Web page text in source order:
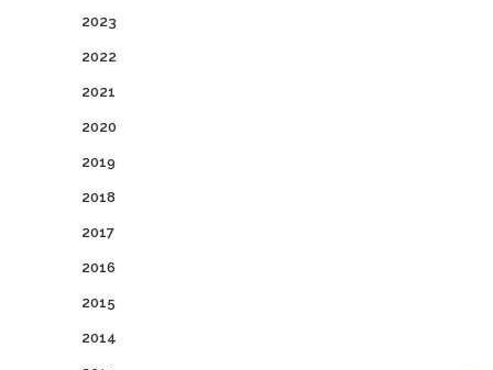
2023
2022
2021
2020
2019
2018
2017
2016
2015
2014